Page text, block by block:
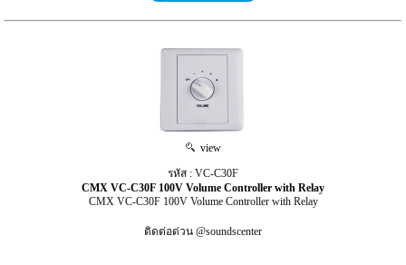
view
รหัส : VC-C30F
CMX VC-C30F 100V Volume Controller with Relay
CMX VC-C30F 100V Volume Controller with Relay
ติดต่อด่วน @soundscenter